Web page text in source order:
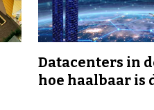
Datacenters in
hoe haalbaar is